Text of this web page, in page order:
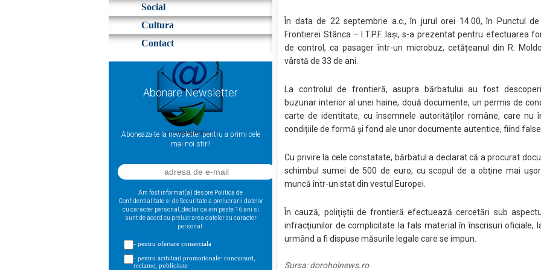
Social
Cultura
Contact
Abonare Newsletter
Aboneaza-te la newsletter pentru a primi cele
mai noi stiri!
Am fost informat(a) despre Politica de
Confidentialitate si de Securitate a prelucrarii datelor
cu caracter personal, declar ca am peste 16 ani si
sunt de acord cu prelucrarea datelor cu caracter
personal:
- pentru ofertare comerciala
- pentru activitati promotionale: concursuri,
reclame, publicitate
În data de 22 septembrie a.c., în jurul orei 14.00, în Punctul
Frontierei Stânca – I.T.P.F. Iași, s-a prezentat pentru efectuarea
de control, ca pasager într-un microbuz, cetățeanul din R.
vârstă de 33 de ani.
La controlul de frontieră, asupra bărbatului au fost
buzunar interior al unei haine, două documente, un permis de
carte de identitate, cu însemnele autorităților române, care nu
condițiile de formă și fond ale unor documente autentice, fiind false.
Cu privire la cele constatate, bărbatul a declarat că a procurat
schimbul sumei de 500 de euro, cu scopul de a obţine mai
muncă într-un stat din vestul Europei.
În cauză, poliţiştii de frontieră efectuează cercetări sub
infracţiunilor de complicitate la fals material în înscrisuri oficiale,
urmând a fi dispuse măsurile legale care se impun.
Sursa:dorohoinews.ro